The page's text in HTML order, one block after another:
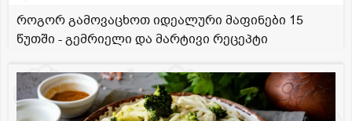
როგორ გამოვაცხოთ იდეალური მაფინები 15
წუთში - გემრიელი და მარტივი რეცეპტი